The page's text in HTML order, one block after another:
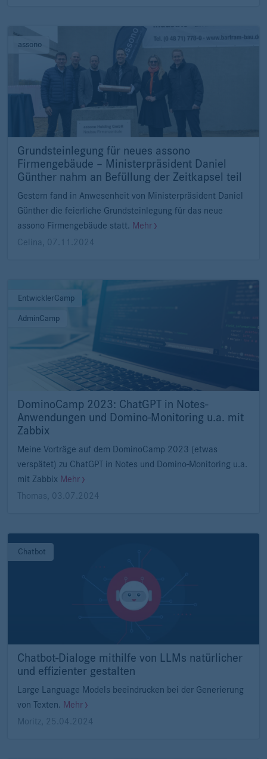
assono
Grundsteinlegung für neues assono
Firmengebäude – Ministerpräsident Daniel
Günther nahm an Befüllung der Zeitkapsel teil
Gestern fand in Anwesenheit von Ministerpräsident Daniel
Günther die feierliche Grundsteinlegung für das neue
assono Firmengebäude statt. Mehr
Celina, 07.11.2024
EntwicklerCamp
AdminCamp
DominoCamp 2023: ChatGPT in Notes-
Anwendungen und Domino-Monitoring u.a. mit
Zabbix
Meine Vorträge auf dem DominoCamp 2023 (etwas
verspätet) zu ChatGPT in Notes und Domino-Monitoring u.a.
mit Zabbix Mehr
Thomas
03.07.2024
Chatbot
Chatbot-Dialoge mithilfe von LLMs natürlicher
und effizienter gestalten
Large Language Models beeindrucken bei der Generierung
von Texten. Mehr
Moritz
25.04.2024